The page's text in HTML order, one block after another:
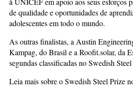
de qualidade e oportunidades de
adolescentes em todo o mundo.
As outras finalistas, a Austin
Kampag, do Brasil e a Roofit.solar, da
segundas classificadas no Swedish
Leia mais sobre o Swedish Steel Prize